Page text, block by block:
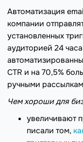
Автоматизация
компании
установленных
аудиторией 24
CTR и на 70,5%
ручными
Чем хороши для
увеличивают
писали том,